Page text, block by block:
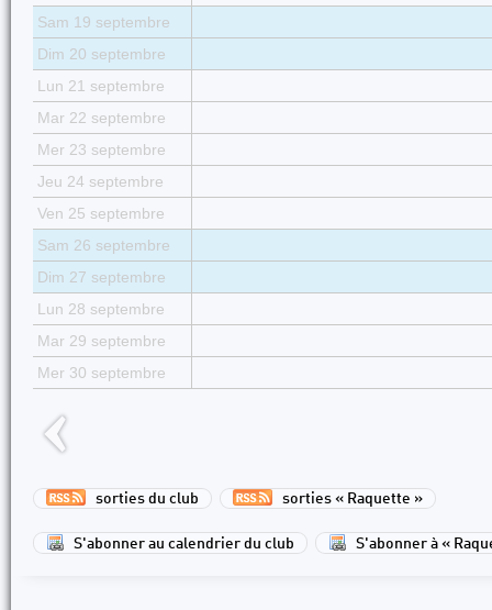
Sam 19 septembre
Dim 20 septembre
Lun 21 septembre
Mar 22 septembre
Mer 23 septembre
Jeu 24 septembre
Ven 25 septembre
Sam 26 septembre
Dim 27 septembre
Lun 28 septembre
Mar 29 septembre
Mer 30 septembre
sorties du club sorties « Raquette »
S'abonner au calendrier du club S'abonner à «